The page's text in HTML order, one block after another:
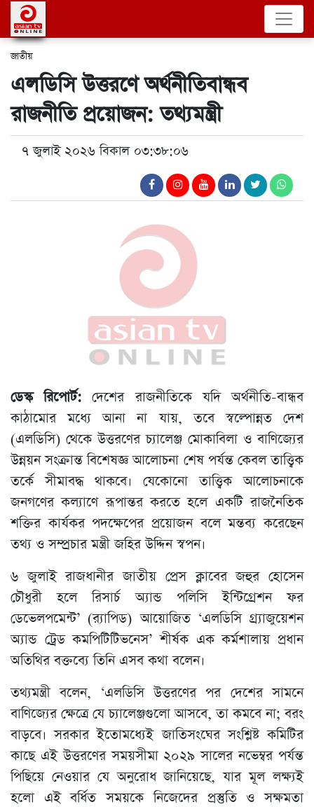
জাতীয়
এলডিসি উত্তরণে অর্থনীতিবান্ধব
রাজনীতি প্রয়োজন: তথ্যমন্ত্রী
৭ জুলাই ২০২৬ বিকাল ০৩:৩৮:০৬
ডেস্ক রিপোর্ট:দেশের রাজনীতিকে যদি অর্থনীতি-বান্ধব
কাঠামোর মধ্যে আনা না যায়, তবে স্বল্পোন্নত দেশ
(এলডিসি) থেকে উত্তরণের চ্যালেঞ্জ মোকাবিলা ও বাণিজ্যের
উন্নয়ন সংক্রান্ত বিশেষজ্ঞ আলোচনা শেষ পর্যন্ত কেবল তাত্ত্বিক
তর্কে সীমাবদ্ধ থাকবে। যেকোনো তাত্ত্বিক আলোচনাকে
জনগণের কল্যাণে রূপান্তর করতে হলে একটি রাজনৈতিক
শক্তির কার্যকর পদক্ষেপের প্রয়োজন বলে মন্তব্য করেছেন
তথ্য ও সম্প্রচার মন্ত্রী জহির উদ্দিন স্বপন।
৬ জুলাই রাজধানীর জাতীয় প্রেস ক্লাবের জহুর হোসেন
চৌধুরী হলে রিসার্চ অ্যান্ড পলিসি ইন্টিগ্রেশন ফর
ডেভেলপমেন্ট’ (র‌্যাপিড) আয়োজিত ‘এলডিসি গ্র্যাজুয়েশন
অ্যান্ড ট্রেড কমপিটিটিভনেস’ শীর্ষক এক কর্মশালায় প্রধান
অতিথির বক্তব্যে তিনি এসব কথা বলেন।
তথ্যমন্ত্রী বলেন, ‘এলডিসি উত্তরণের পর দেশের সামনে
বাণিজ্যের ক্ষেত্রে যে চ্যালেঞ্জগুলো আসবে, তা কমবে না; বরং
বাড়বে। সরকার ইতোমধ্যেই জাতিসংঘের সংশ্লিষ্ট কমিটির
কাছে এই উত্তরণের সময়সীমা ২০২৯ সালের নভেম্বর পর্যন্ত
পিছিয়ে নেওয়ার যে অনুরোধ জানিয়েছে, যার মূল লক্ষ্যই
হলো এই বর্ধিত সময়কে নিজেদের প্রস্তুতি ও সক্ষমতা